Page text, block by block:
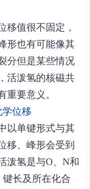
移值很不固定，
形也有可能像其
分但是某些情况
活泼氢的核磁共
重要意义。
学位移
以单键形式与其
移、峰形会受到
泼氢是与O、N和
长及所在化合